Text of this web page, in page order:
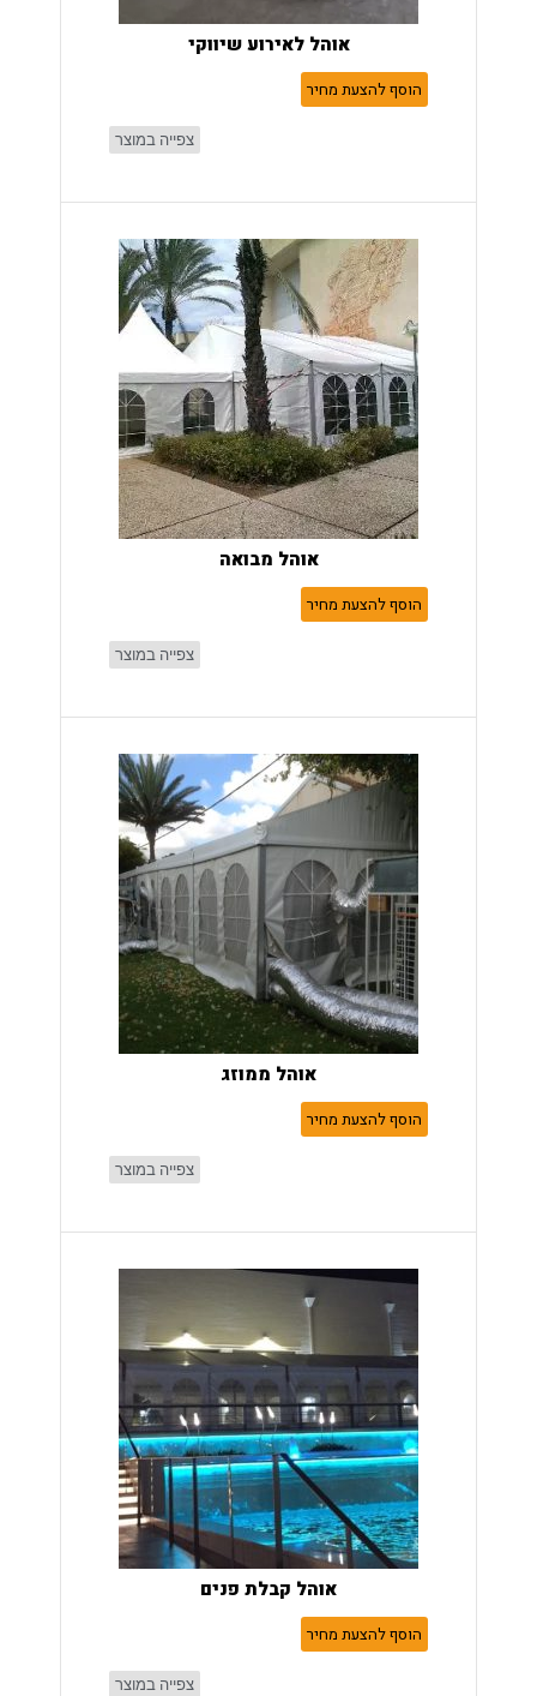
אוהל לאירוע שיווקי
הוסף להצעת מחיר
צפייה במוצר
אוהל מבואה
הוסף להצעת מחיר
צפייה במוצר
אוהל ממוזג
הוסף להצעת מחיר
צפייה במוצר
אוהל קבלת פנים
הוסף להצעת מחיר
צפייה במוצר